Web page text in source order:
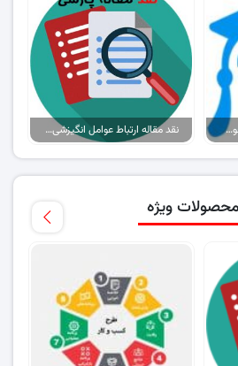
نقد رساله دکتری طراحی چارچوب توسعه منابع انسانی ملی مبتنی بر آرای حکمت نقد مقاله ارتباط عوامل انگیزشی بهداشتی و تحلیل رفتگی شغلی کارشناسان …
محصولات ویژه